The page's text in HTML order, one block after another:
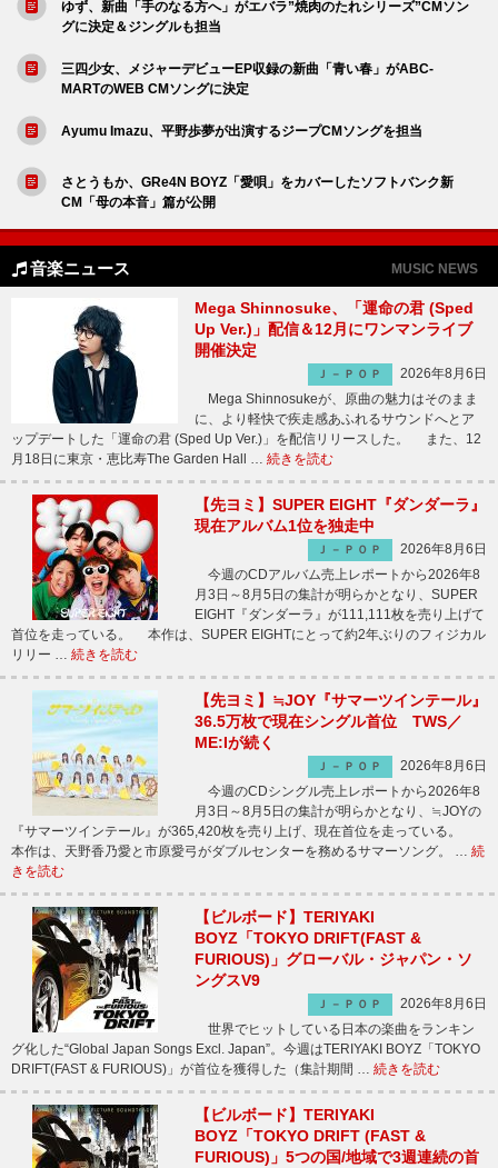
ゆず、新曲「手のなる方へ」がエバラ”焼肉のたれシリーズ”CMソン
グに決定＆ジングルも担当
三四少女、メジャーデビューEP収録の新曲「青い春」がABC-
MARTのWEB CMソングに決定
Ayumu Imazu、平野歩夢が出演するジープCMソングを担当
さとうもか、GRe4N BOYZ「愛唄」をカバーしたソフトバンク新
CM「母の本音」篇が公開
音楽ニュース MUSIC NEWS
Mega Shinnosuke、「運命の君 (Sped
Up Ver.)」配信＆12月にワンマンライブ
開催決定
Ｊ－ＰＯＰ
2026年8月6日
Mega Shinnosukeが、原曲の魅力はそのまま
に、より軽快で疾走感あふれるサウンドへとア
ップデートした「運命の君 (Sped Up Ver.)」を配信リリースした。 また、12
月18日に東京・恵比寿The Garden Hall … 続きを読む
【先ヨミ】SUPER EIGHT『ダンダーラ』
現在アルバム1位を独走中
Ｊ－ＰＯＰ
2026年8月6日
今週のCDアルバム売上レポートから2026年8
月3日～8月5日の集計が明らかとなり、SUPER
EIGHT『ダンダーラ』が111,111枚を売り上げて
首位を走っている。 本作は、SUPER EIGHTにとって約2年ぶりのフィジカル
リリー … 続きを読む
【先ヨミ】≒JOY『サマーツインテール』
36.5万枚で現在シングル首位 TWS／
ME:Iが続く
Ｊ－ＰＯＰ
2026年8月6日
今週のCDシングル売上レポートから2026年8
月3日～8月5日の集計が明らかとなり、≒JOYの
『サマーツインテール』が365,420枚を売り上げ、現在首位を走っている。
本作は、天野香乃愛と市原愛弓がダブルセンターを務めるサマーソング。 … 続
きを読む
【ビルボード】TERIYAKI
BOYZ「TOKYO DRIFT(FAST &
FURIOUS)」グローバル・ジャパン・ソ
ングスV9
Ｊ－ＰＯＰ
2026年8月6日
世界でヒットしている日本の楽曲をランキン
グ化した“Global Japan Songs Excl. Japan”。今週はTERIYAKI BOYZ「TOKYO
DRIFT(FAST & FURIOUS)」が首位を獲得した（集計期間 … 続きを読む
【ビルボード】TERIYAKI
BOYZ「TOKYO DRIFT (FAST &
FURIOUS)」5つの国/地域で3週連続の首